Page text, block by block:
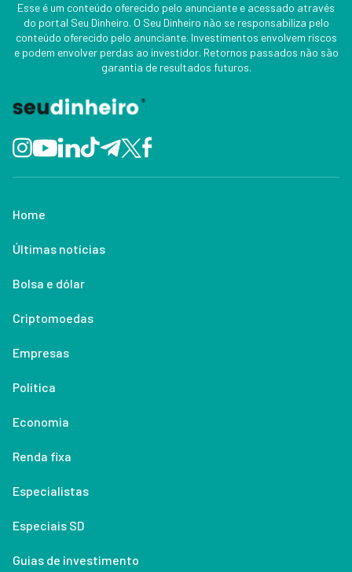
Esse é um conteúdo oferecido pelo anunciante e acessado através
do portal Seu Dinheiro. O Seu Dinheiro não se responsabiliza pelo
conteúdo oferecido pelo anunciante. Investimentos envolvem riscos
e podem envolver perdas ao investidor. Retornos passados não são
garantia de resultados futuros.
Home
Últimas notícias
Bolsa e dólar
Criptomoedas
Empresas
Política
Economia
Renda fixa
Especialistas
Especiais SD
Guias de investimento